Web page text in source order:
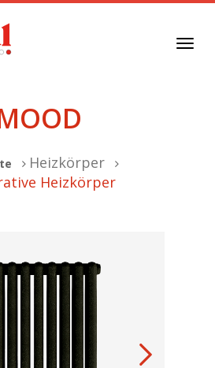
Heizkörper
Heizkörper